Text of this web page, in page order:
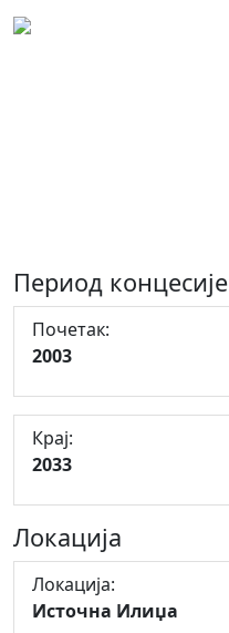
Период концесије
Почетак:
2003
Крај:
2033
Локација
Локација:
Источна Илиџа